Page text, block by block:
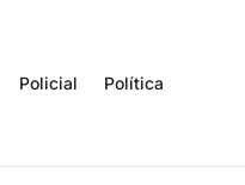
Policial Política